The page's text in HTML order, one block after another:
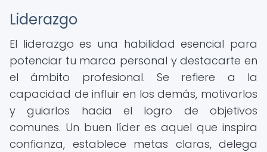
Liderazgo
El liderazgo es una habilidad esencial para
potenciar tu marca personal y destacarte en
el ámbito profesional. Se refiere a la
capacidad de influir en los demás, motivarlos
y guiarlos hacia el logro de objetivos
comunes. Un buen líder es aquel que inspira
confianza, establece metas claras, delega